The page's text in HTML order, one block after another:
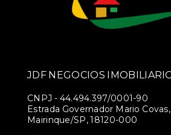
JDF NEGOCIOS
CNPJ - 44.494.397/0001-90
Estrada Governador Mario
Mairinque/SP, 18120-000